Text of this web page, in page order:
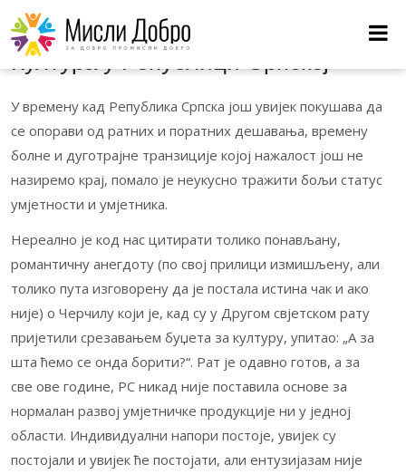
Култура
Култура у Републици Српској
У времену кад Република Српска још увијек покушава да
се опорави од ратних и поратних дешавања, времену
болне и дуготрајне транзиције којој нажалост још не
назиремо крај, помало је неукусно тражити бољи статус
умјетности и умјетника.
Нереално је код нас цитирати толико понављану,
романтичну анегдоту (по свој прилици измишљену, али
толико пута изговорену да је постала истина чак и ако
није) о Черчилу који је, кад су у Другом свјетском рату
пријетили срезавањем буџета за културу, упитао: „А за
шта ћемо се онда борити?“. Рат је одавно готов, а за
све ове године, РС никад није поставила основе за
нормалан развој умјетничке продукције ни у једној
области. Индивидуални напори постоје, увијек су
постојали и увијек ће постојати, али ентузијазам није